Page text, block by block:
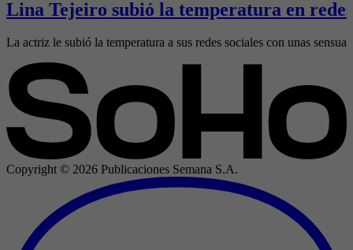
Lina Tejeiro subió la temperatura en
La actriz le subió la temperatura a sus redes sociales con unas
Copyright © 2026 Publicaciones Semana S.A.